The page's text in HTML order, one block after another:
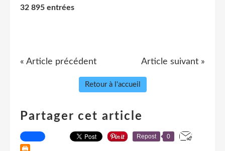
32 895 entrées
« Article précédent Article suivant »
Retour à l'accueil
Partager cet article
Repost 0